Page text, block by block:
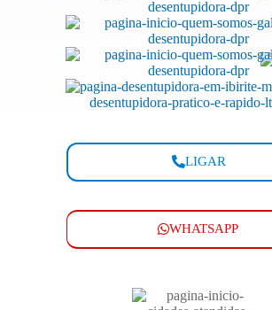
LIGAR
WHATSAPP